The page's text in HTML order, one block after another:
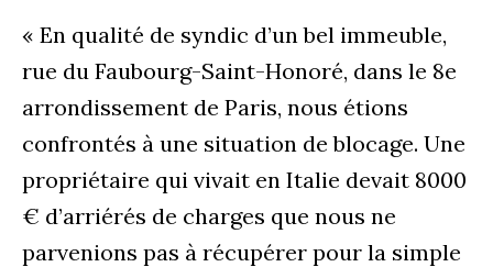
« En qualité de syndic d’un bel immeuble,
rue du Faubourg-Saint-Honoré, dans le 8e
arrondissement de Paris, nous étions
confrontés à une situation de blocage. Une
propriétaire qui vivait en Italie devait 8000
€ d’arriérés de charges que nous ne
parvenions pas à récupérer pour la simple